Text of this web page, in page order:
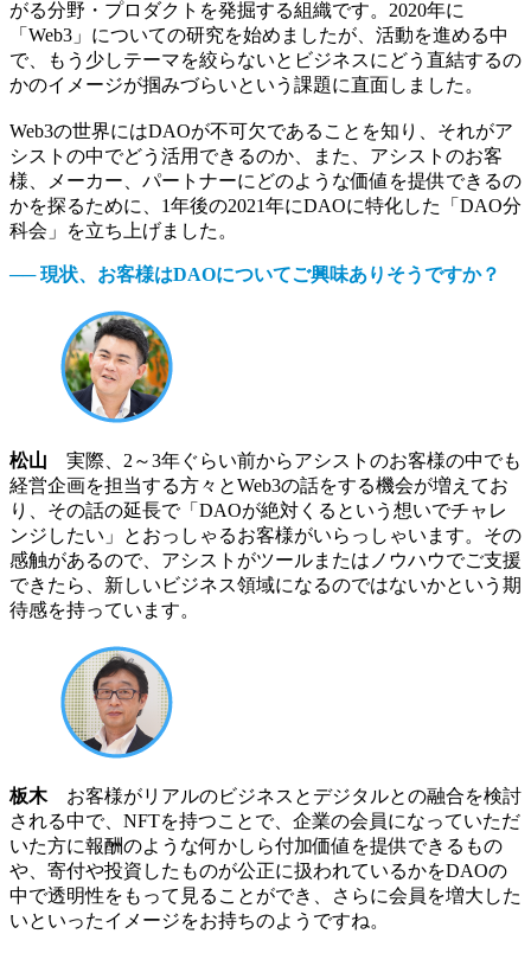
がる分野・プロダクトを発掘する組織です。2020年に
「Web3」についての研究を始めましたが、活動を進める中
で、もう少しテーマを絞らないとビジネスにどう直結するの
かのイメージが掴みづらいという課題に直面しました。
Web3の世界にはDAOが不可欠であることを知り、それがア
シストの中でどう活用できるのか、また、アシストのお客
様、メーカー、パートナーにどのような価値を提供できるの
かを探るために、1年後の2021年にDAOに特化した「DAO分
科会」を立ち上げました。
── 現状、お客様はDAOについてご興味ありそうですか？
松山 実際、2～3年ぐらい前からアシストのお客様の中でも
経営企画を担当する方々とWeb3の話をする機会が増えてお
り、その話の延長で「DAOが絶対くるという想いでチャレ
ンジしたい」とおっしゃるお客様がいらっしゃいます。その
感触があるので、アシストがツールまたはノウハウでご支援
できたら、新しいビジネス領域になるのではないかという期
待感を持っています。
板木お客様がリアルのビジネスとデジタルとの融合を検討
される中で、NFTを持つことで、企業の会員になっていただ
いた方に報酬のような何かしら付加価値を提供できるもの
や、寄付や投資したものが公正に扱われているかをDAOの
中で透明性をもって見ることができ、さらに会員を増大した
いといったイメージをお持ちのようですね。